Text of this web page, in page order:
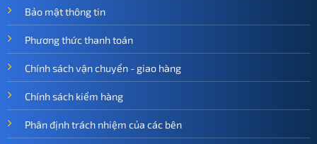
Bảo mật thông tin
Phương thức thanh toán
Chính sách vận chuyển - giao hàng
Chính sách kiểm hàng
Phân định trách nhiệm của các bên